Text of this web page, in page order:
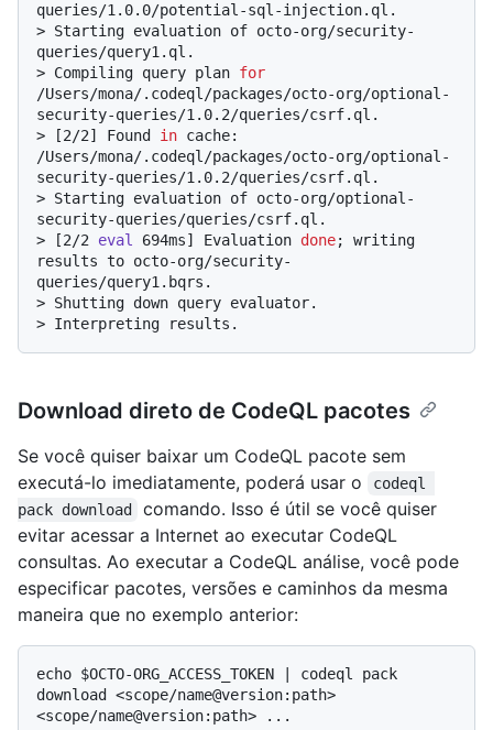
queries/1.0.0/potential-sql-injection.ql.
> Starting evaluation of octo-org/security-
queries/query1.ql.
> Compiling query plan for
/Users/mona/.codeql/packages/octo-org/optional-
security-queries/1.0.2/queries/csrf.ql.
>
[2/2] Found in cache:
/Users/mona/.codeql/packages/octo-org/optional-
security-queries/1.0.2/queries/csrf.ql.
> Starting evaluation of octo-org/optional-
security-queries/queries/csrf.ql.
>
[2/2 eval 694ms] Evaluation done; writing
results to octo-org/security-
queries/query1.bqrs.
> Shutting down query evaluator.
> Interpreting results.
Download direto de CodeQL pacotes
Se você quiser baixar um CodeQL pacote sem
executá-lo imediatamente, poderá usar o
codeql
pack download
comando. Isso é útil se você quiser
evitar acessar a Internet ao executar CodeQL
consultas. Ao executar a CodeQL análise, você pode
especificar pacotes, versões e caminhos da mesma
maneira que no exemplo anterior:
echo $OCTO-ORG_ACCESS_TOKEN | codeql pack
download <scope/name@version:path>